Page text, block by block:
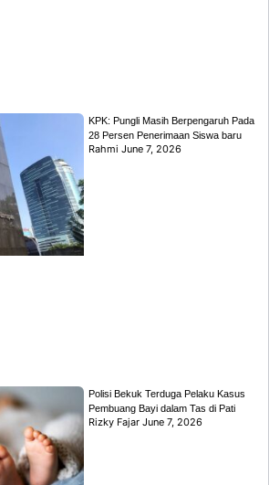
KPK: Pungli Masih Berpengaruh Pada
28 Persen Penerimaan Siswa baru
RahmiJune 7, 2026
Polisi Bekuk Terduga Pelaku Kasus
Pembuang Bayi dalam Tas di Pati
Rizky FajarJune 7, 2026